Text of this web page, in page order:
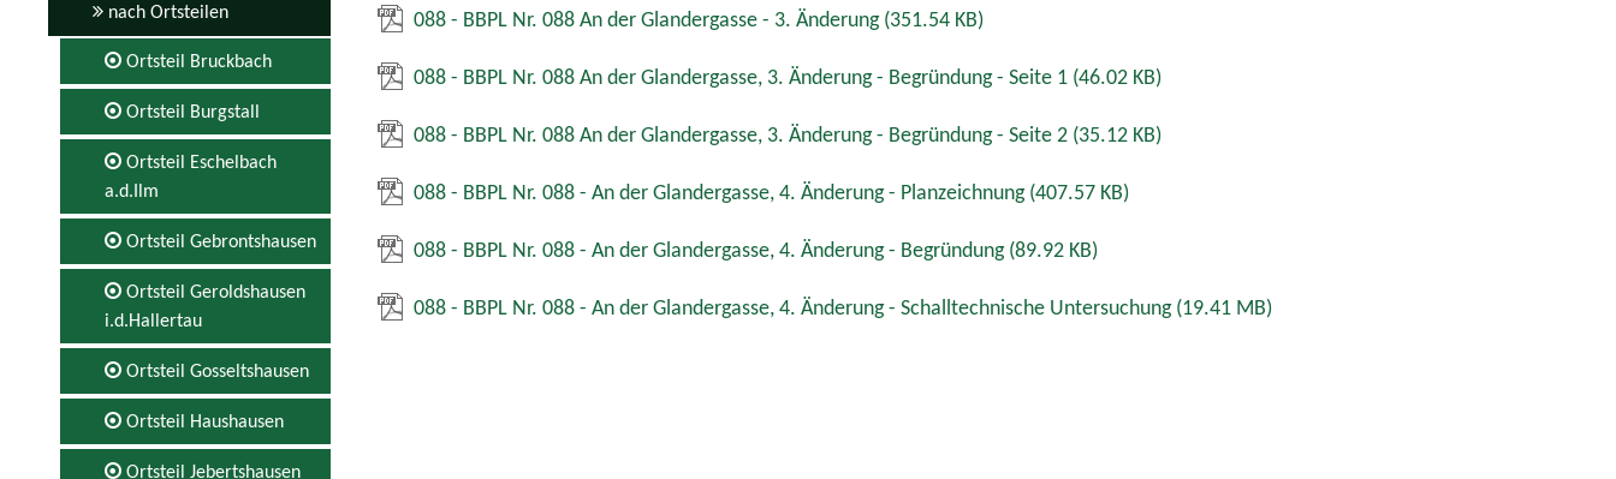
nach Ortsteilen
Ortsteil Bruckbach
Ortsteil Burgstall
Ortsteil Eschelbach
a.d.Ilm
Ortsteil Gebrontshausen
Ortsteil Geroldshausen
i.d.Hallertau
Ortsteil Gosseltshausen
Ortsteil Haushausen
Ortsteil Jebertshausen
088 - BBPL Nr. 088 An der Glandergasse - 3. Änderung (351.54 KB)
088 - BBPL Nr. 088 An der Glandergasse, 3. Änderung - Begründung - Seite 1 (46.02 KB)
088 - BBPL Nr. 088 An der Glandergasse, 3. Änderung - Begründung - Seite 2 (35.12 KB)
088 - BBPL Nr. 088 - An der Glandergasse, 4. Änderung - Planzeichnung (407.57 KB)
088 - BBPL Nr. 088 - An der Glandergasse, 4. Änderung - Begründung (89.92 KB)
088 - BBPL Nr. 088 - An der Glandergasse, 4. Änderung - Schalltechnische Untersuchung (19.41 MB)